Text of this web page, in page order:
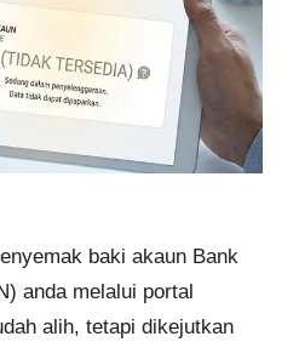
baki akaun Bank
anda melalui portal
alih, tetapi dikejutkan